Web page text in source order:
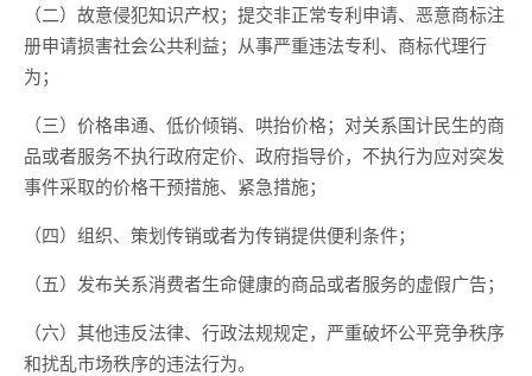
（二）故意侵犯知识产权；提交非正常专利申请、恶意商标注
册申请损害社会公共利益；从事严重违法专利、商标代理行
为；
（三）价格串通、低价倾销、哄抬价格；对关系国计民生的商
品或者服务不执行政府定价、政府指导价，不执行为应对突发
事件采取的价格干预措施、紧急措施；
（四）组织、策划传销或者为传销提供便利条件；
（五）发布关系消费者生命健康的商品或者服务的虚假广告；
（六）其他违反法律、行政法规规定，严重破坏公平竞争秩序
和扰乱市场秩序的违法行为。